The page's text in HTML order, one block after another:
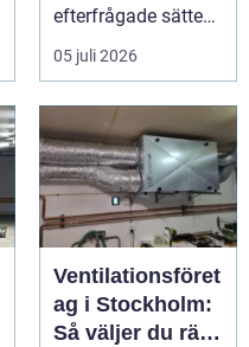
efterfrågade sätten
att...
05 juli 2026
Ventilationsföret
ag i Stockholm:
Så väljer du rätt